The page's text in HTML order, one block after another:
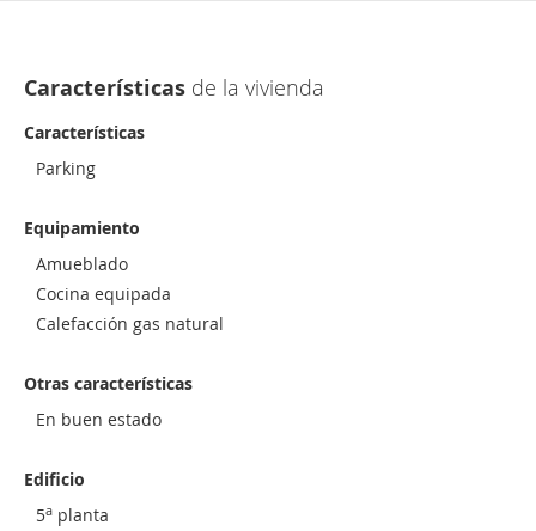
Características de la vivienda
Características
Parking
Equipamiento
Amueblado
Cocina equipada
Calefacción gas natural
Otras características
En buen estado
Edificio
5a planta